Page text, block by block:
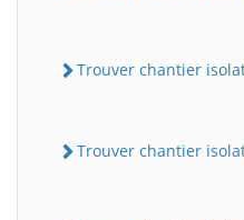
Trouver chantier
Trouver chantier